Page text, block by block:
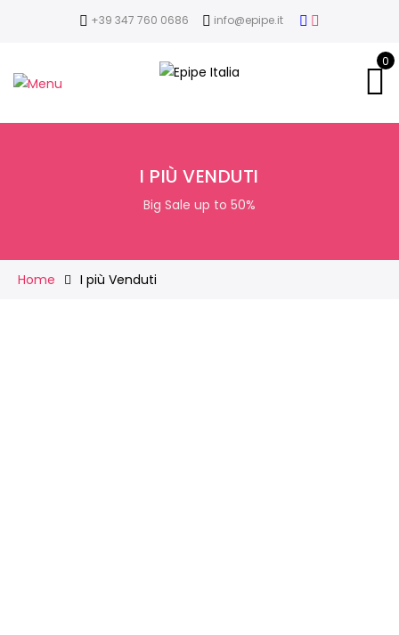
+39 347 760 0686 info@epipe.it
0
I PIÙ VENDUTI
Big Sale up to 50%
Home I più Venduti